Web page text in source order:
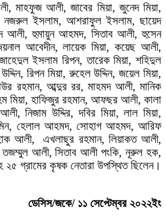
মাহফুজ আলী, জাবের মিয়া, জুনেদ মিয়া,
ইসলাম, আশরাফুল ইসলাম, ছায়েদ
আলী, হুমায়ুন আহমদ, সিতাব আলী, হুসেন
আবেদীন, লায়েক মিয়া, কয়েছ আলী,
ইসলাম রিপন, তারেক মিয়া, শহিদুল
রিপন মিয়া, রুহেল উদ্দিন, জয়েল মিয়া,
রহমান, আব্দুর রর, মাহমদ আলী, মানিক
মিয়া, হাফিজুর রহমান, আফছর আলী, কালা
নিজাম উদ্দির, দবির মিয়া, লাল মিয়া,
হেলাল আহমদ, সোহাগ আহমদ, আরিফ
আলী, এখলাছুর রহমান, লিয়াকত আলী,
আলী, সিতাব আলী পংকি, নূরুল হক,
২৫ গ্রামের কৃষক নেতারা উপস্থিত ছিলেন।
ডেসিস/জকে/ ১১ সেপ্টেম্বর ২০২২ইং